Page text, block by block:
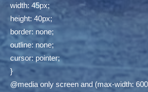
width: 45px;
height: 40px;
border: none;
outline: none;
cursor: pointer;
}
@media only screen and (max-width: